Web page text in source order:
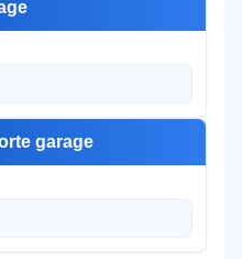
garage